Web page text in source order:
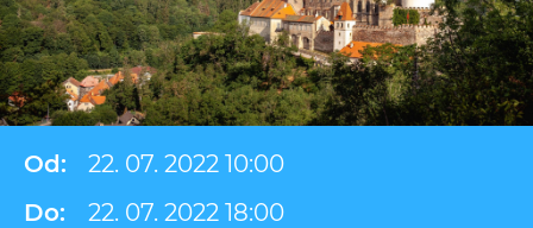
Od:
22. 07. 2022 10:00
Do:
22. 07. 2022 18:00